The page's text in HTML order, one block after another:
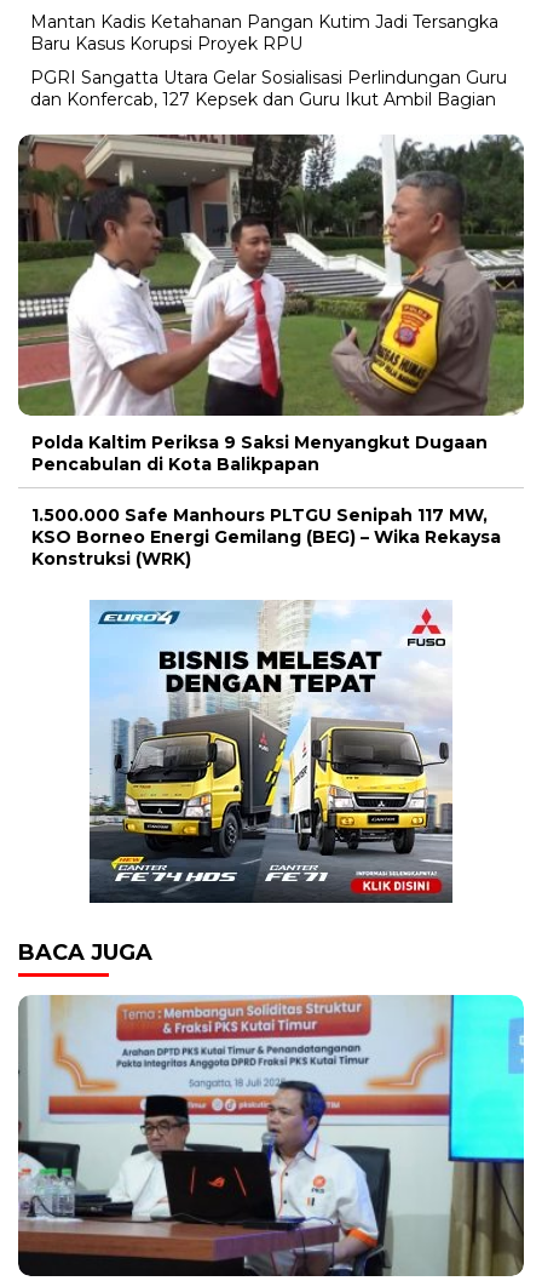
Mantan Kadis Ketahanan Pangan Kutim Jadi Tersangka
Baru Kasus Korupsi Proyek RPU
PGRI Sangatta Utara Gelar Sosialisasi Perlindungan Guru
dan Konfercab, 127 Kepsek dan Guru Ikut Ambil Bagian
Polda Kaltim Periksa 9 Saksi Menyangkut Dugaan
Pencabulan di Kota Balikpapan
1.500.000 Safe Manhours PLTGU Senipah 117 MW,
KSO Borneo Energi Gemilang (BEG) – Wika Rekaysa
Konstruksi (WRK)
BACA JUGA